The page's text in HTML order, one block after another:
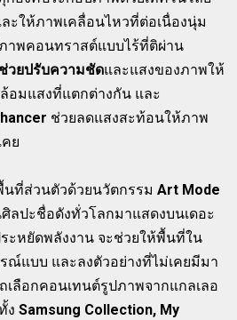
ะให้ภาพเคลื่อนไหวที่ต่อเนื่องนุ่ม
าพคอนทราสต์แบบไร้ที่ติผ่าน
วยปรับความชัดและแสงของภาพให้
อมแสงที่แตกต่างกัน และ
ช่วยลดแสงสะท้อนให้ภาพ
ย
นที่ส่วนตัวด้วยนวัตกรรมArt Mode
ลปะชื่อดังทั่วโลกมาแสดงบนเดอะ
ะหยัดพลังงาน จะช่วยให้พื้นที่ใน
ณ์แบบ และลงตัวอย่างที่ไม่เคยมีมา
เลือกคอนเทนต์รูปภาพจากแกลเลอ
งSamsung Collection, My